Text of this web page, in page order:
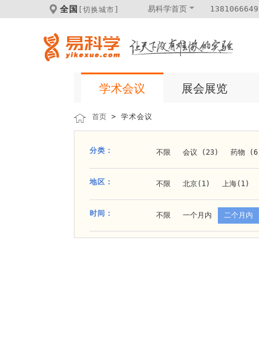
全国 [切换城市] 易科学首页
学术会议 展会展览
首页 > 学术会议
分类： 不限 会议 (23) 药物
材料 (11) 材料化工 (1)
地区： 不限 北京(1) 上海(1)
石家庄(1) 郑州
时间： 不限 一个月内 二个月内